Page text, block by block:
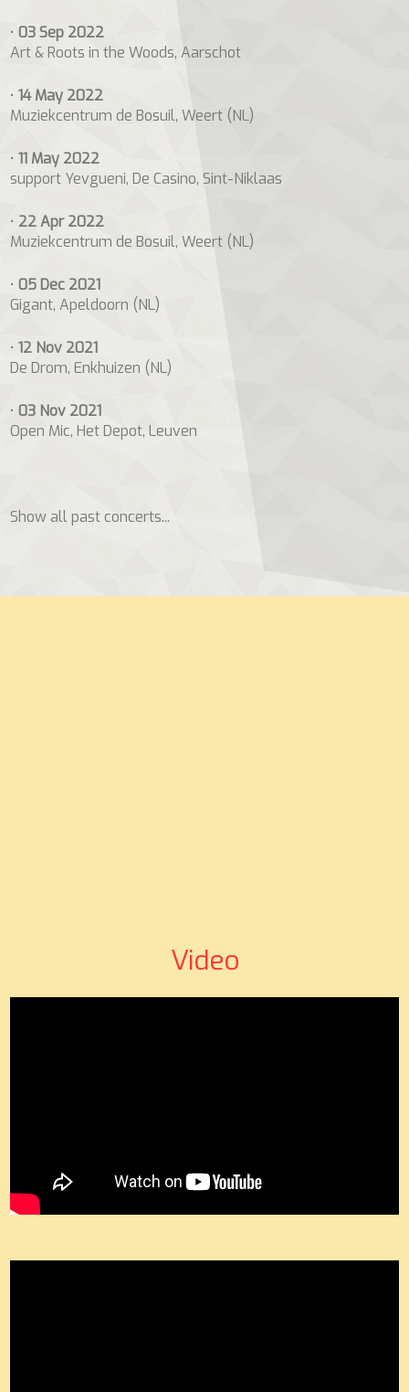
•03 Sep 2022
Art & Roots in the Woods, Aarschot
•14 May 2022
Muziekcentrum de Bosuil, Weert (NL)
•11 May 2022
support Yevgueni, De Casino, Sint-Niklaas
• 22 Apr 2022
Muziekcentrum de Bosuil, Weert (NL)
•05 Dec 2021
Gigant, Apeldoorn (NL)
•12 Nov 2021
De Drom, Enkhuizen (NL)
•03 Nov 2021
Open Mic, Het Depot, Leuven
Show all past concerts...
Video